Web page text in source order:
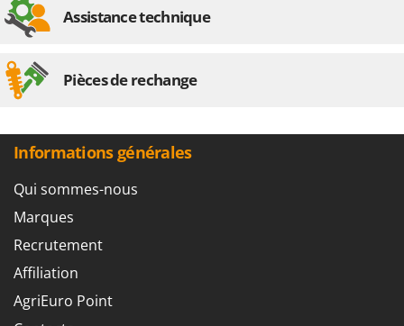
Assistance technique
Pièces de rechange
Informations générales
Qui sommes-nous
Marques
Recrutement
Affiliation
AgriEuro Point